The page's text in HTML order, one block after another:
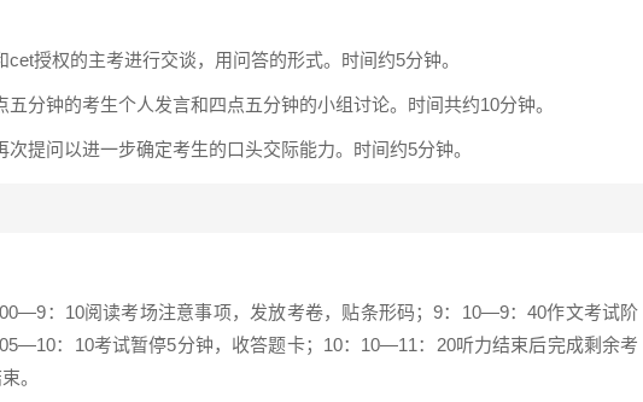
授权的主考进行交谈，用问答的形式。时间约5分钟。
分钟的考生个人发言和四点五分钟的小组讨论。时间共约10分钟。
提问以进一步确定考生的口头交际能力。时间约5分钟。
：10阅读考场注意事项，发放考卷，贴条形码；9：10—9：40作文考试阶
：10考试暂停5分钟，收答题卡；10：10—11：20听力结束后完成剩余考
。